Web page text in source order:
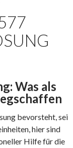
Was als
bevorsteht, sei
hier sind
Hilfe für die